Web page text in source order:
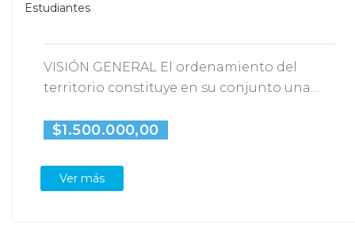
Estudiantes
VISIÓN GENERAL El ordenamiento del
territorio constituye en su conjunto una
$1.500.000,00
Ver más